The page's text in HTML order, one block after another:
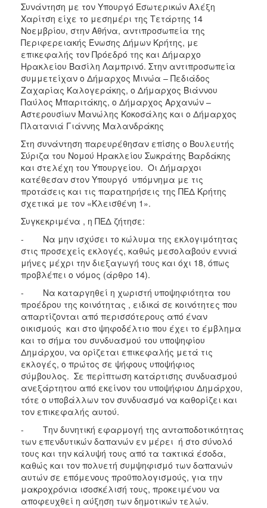
ΠΟΛΙΤΙΣΜΟΣ
ΑΝΘΕΚΤΙΚΗ
ΠΟΛΗ
Συνάντηση με τον Υπουργό Εσωτερικών Αλέξη
Χαρίτση είχε το μεσημέρι της Τετάρτης 14
Νοεμβρίου, στην Αθήνα, αντιπροσωπεία της
Περιφερειακής Ένωσης Δήμων Κρήτης, με
επικεφαλής τον Πρόεδρό της και Δήμαρχο
Ηρακλείου Βασίλη Λαμπρινό. Στην αντιπροσωπεία
συμμετείχαν ο Δήμαρχος Μινώα – Πεδιάδος
Ζαχαρίας Καλογεράκης, ο Δήμαρχος Βιάννου
Παύλος Μπαριτάκης, ο Δήμαρχος Αρχανών –
Αστερουσίων Μανώλης Κοκοσάλης και ο Δήμαρχος
Πλατανιά Γιάννης Μαλανδράκης
Στη συνάντηση παρευρέθησαν επίσης ο Βουλευτής
Σύριζα του Νομού Ηρακλείου Σωκράτης Βαρδάκης
και στελέχη του Υπουργείου. Οι Δήμαρχοι
κατέθεσαν στον Υπουργό υπόμνημα με τις
προτάσεις και τις παρατηρήσεις της ΠΕΔ Κρήτης
σχετικά με τον «Κλεισθένη 1».
Συγκεκριμένα , η ΠΕΔ ζήτησε:
- Να μην ισχύσει το κώλυμα της εκλογιμότητας
στις προσεχείς εκλογές, καθώς μεσολαβούν εννιά
μήνες μέχρι την διεξαγωγή τους και όχι 18, όπως
προβλέπει ο νόμος (άρθρο 14).
- Να καταργηθεί η χωριστή υποψηφιότητα του
προέδρου της κοινότητας , ειδικά σε κοινότητες που
απαρτίζονται από περισσότερους από έναν
οικισμούς και στο ψηφοδέλτιο που έχει το έμβλημα
και το σήμα του συνδυασμού του υποψηφίου
Δημάρχου, να ορίζεται επικεφαλής μετά τις
εκλογές, ο πρώτος σε ψήφους υποψήφιος
σύμβουλος. Σε περίπτωση κατάρτισης συνδυασμού
ανεξάρτητου από εκείνον του υποψήφιου Δημάρχου,
τότε ο υποβάλλων τον συνδυασμό να καθορίζει και
τον επικεφαλής αυτού.
- Την δυνητική εφαρμογή της ανταποδοτικότητας
των επενδυτικών δαπανών εν μέρει ή στο σύνολό
τους και την κάλυψή τους από τα τακτικά έσοδα,
καθώς και τον πολυετή συμψηφισμό των δαπανών
αυτών σε επόμενους προϋπολογισμούς, για την
μακροχρόνια ισοσκέλισή τους, προκειμένου να
αποφευχθεί η αύξηση των δημοτικών τελών.